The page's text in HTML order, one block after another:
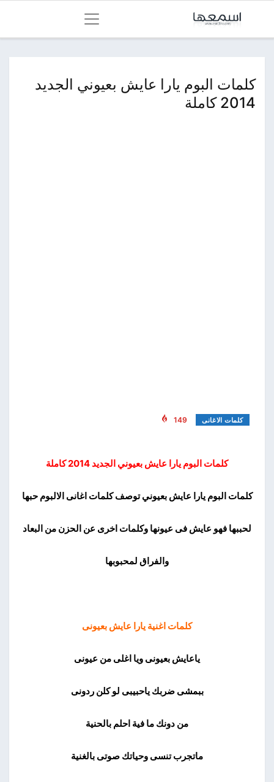
كلمات البوم يارا عايش بعيوني الجديد
2014 كاملة
كلمات الاغانى 149
كلمات البوم يارا عايش بعيوني الجديد 2014 كاملة
كلمات البوم يارا عايش بعيوني توصف كلمات اغانى الالبوم حبها
لحببها فهو عايش فى عيونها وكلمات اخرى عن الحزن من البعاد
والفراق لمحبوبها
كلمات اغنية يارا عايش بعيونى
ياعايش بعيونى ويا اغلى من عيونى
ببمشى ضربك ياحبيبى لو كلن ردونى
من دونك ما فية احلم بالحنية
ماتجرب تنسى وحياتك صوتى بالغنية